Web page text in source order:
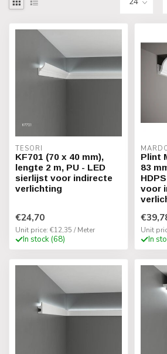
TESORI
KF701 (70 x 40 mm),
lengte 2 m, PU - LED
sierlijst voor indirecte
verlichting
€24,70
Unit price: €12,35 / Meter
In stock (68)
Plint
83
voor
Unit
In